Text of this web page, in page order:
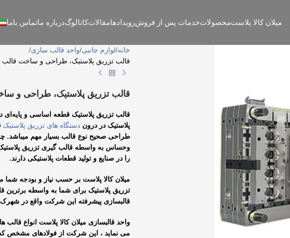
میلان کالا پلاستمحصولاتخدمات پس از فروشرویدادهامقالاتکاتالوگدرباره ماتماس باما
خانه لوازم جانبی واحد قالب سازی
قالب تزریق پلاستیک، طراحی و ساخت قالب
قالب تزریق پلاستیک، طراحی و
قالب تزریق پلاستیک قطعه اساسی و پایه‌ای
پلاستیک در درون دستگاه های تزریق پلاستیک
طراحی صحیح نوع قالب بسیار مهم میباشد.
وحساس به واسطه قالب گیری تزریق
را در صنایع و تولید قطعات پلاستیکی دارند.
میلان کالا پلاست بر حسب نیاز و بودجه
تزریق پلاستیک برای شما به واسطه
قالبسازی پیشرفته این شرکت واقع در
واحد قالبسازی میلان کالا پلاست انواع
می نماید ، این شرکت از فولادهای مشخص